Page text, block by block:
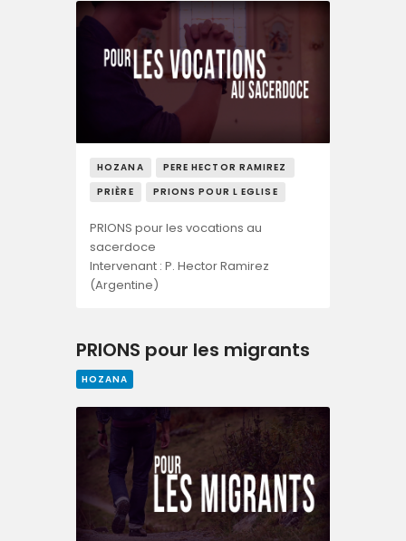
HOZANA
PERE HECTOR RAMIREZ
PRIÈRE
PRIONS POUR L EGLISE
PRIONS pour les vocations au
sacerdoce
Intervenant : P. Hector Ramirez
(Argentine)
PRIONS pour les migrants
HOZANA